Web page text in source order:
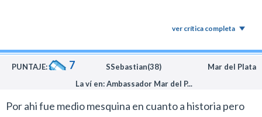
para disfrutarla al mango hay que bajar un poco las
historia) un rato sin esperar la gran experiencia
cinematográfica del 2008.
Eso sí, después no olvides la gran moraleja del 2008: El
trabajo en equipo promueve mejores seres humanos.
ver crítica completa
PUNTAJE: 7 SSebastian(38)
Mar del Plata
La ví en: Ambassador Mar del P...
Por ahi fue medio mesquina en cuanto a historia pero